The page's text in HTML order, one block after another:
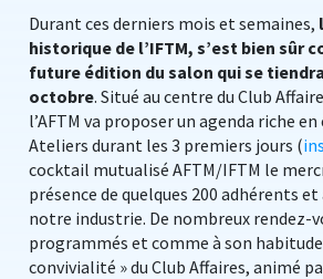
Durant ces derniers mois et semaines,
historique de l’IFTM, s’est bien sûr
future édition du salon qui se tiendra
octobre. Situé au centre du Club
l’AFTM va proposer un agenda riche
Ateliers durant les 3 premiers jours (
cocktail mutualisé AFTM/IFTM le
présence de quelques 200 adhérents
notre industrie. De nombreux rendez-
programmés et comme à son
convivialité » du Club Affaires, animé